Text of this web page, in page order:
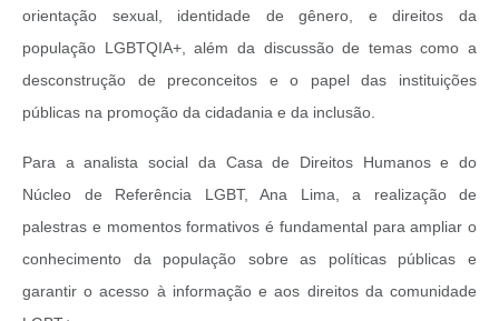
orientação sexual, identidade de gênero, e direitos da
população LGBTQIA+, além da discussão de temas como a
desconstrução de preconceitos e o papel das instituições
públicas na promoção da cidadania e da inclusão.
Para a analista social da Casa de Direitos Humanos e do
Núcleo de Referência LGBT, Ana Lima, a realização de
palestras e momentos formativos é fundamental para ampliar o
conhecimento da população sobre as políticas públicas e
garantir o acesso à informação e aos direitos da comunidade